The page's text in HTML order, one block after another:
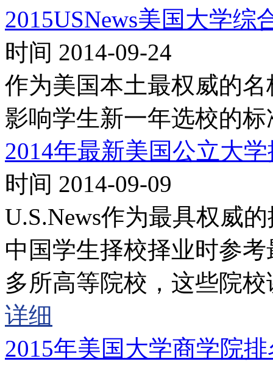
2015USNews美国大学综
时间 2014-09-24
作为美国本土最权威的
影响学生新一年选校的标
2014年最新美国公立大
时间 2014-09-09
U.S.News作为最具权威
中国学生择校择业时参
多所高等院校，这些院
详细
2015年美国大学商学院